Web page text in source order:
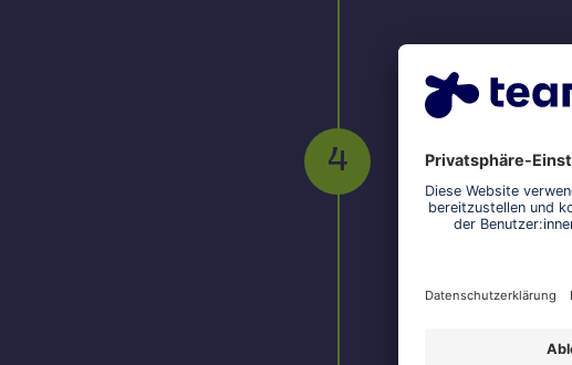
Umsetzung
crossfunktionales